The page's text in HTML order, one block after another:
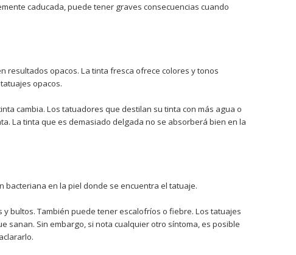
caducada, puede tener graves consecuencias cuando
resultados opacos. La tinta fresca ofrece colores y tonos
opacos.
cambia. Los tatuadores que destilan su tinta con más agua o
La tinta que es demasiado delgada no se absorberá bien en la
bacteriana en la piel donde se encuentra el tatuaje.
bultos. También puede tener escalofríos o fiebre. Los tatuajes
sanan. Sin embargo, si nota cualquier otro síntoma, es posible